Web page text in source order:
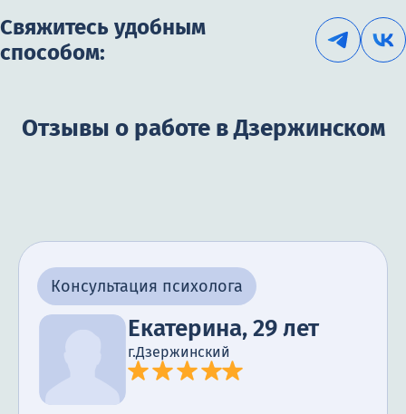
Свяжитесь удобным
способом:
Отзывы о работе в Дзержинском
Консультация психолога
Екатерина, 29 лет
г.Дзержинский